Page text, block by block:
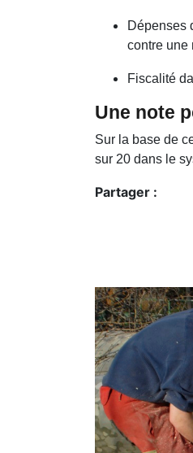
Dépenses
contre une
Fiscalité
Une note
Sur la base de
sur 20 dans le
Partager :